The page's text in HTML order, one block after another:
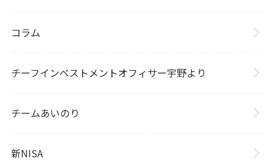
コラム
チーフインベストメントオフィサー宇野より
チームあいのり
新NISA